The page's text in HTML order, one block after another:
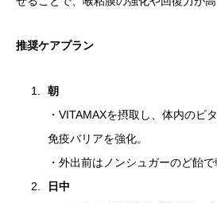
推奨ケアプラン
朝
・VITAMAXを摂取し、体内のビ
免疫バリアを強化。
・外出前はノンシュガーのど飴
日中